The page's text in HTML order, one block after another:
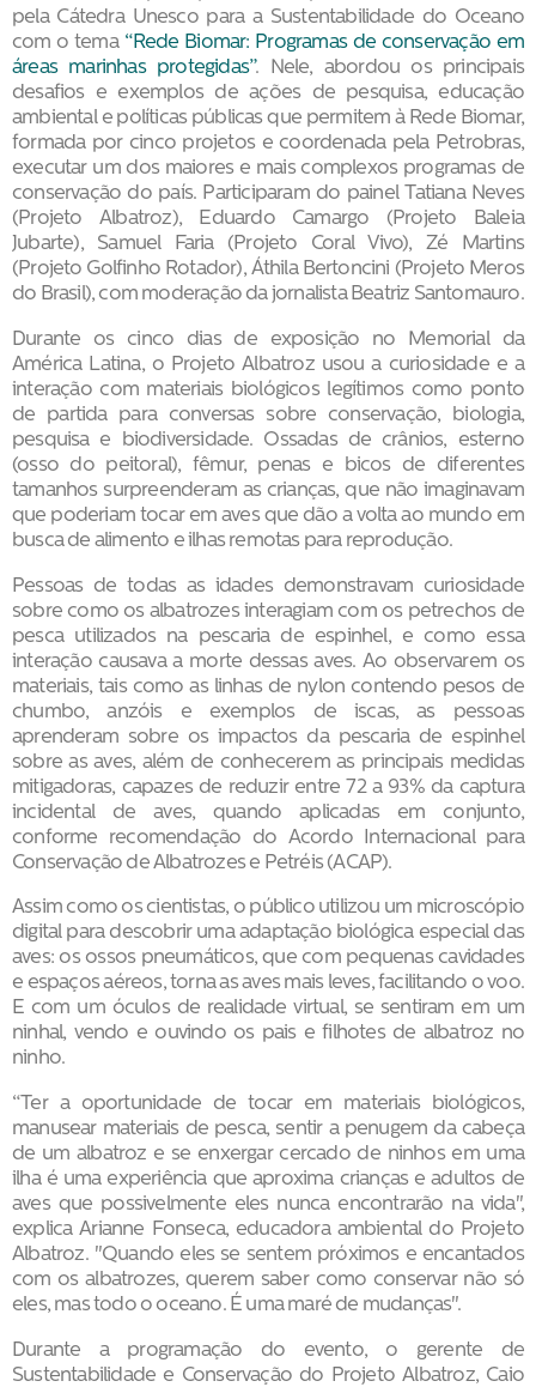
pela Cátedra Unesco para a Sustentabilidade do Oceano
com o tema “Rede Biomar: Programas de conservação em
áreas marinhas protegidas”. Nele, abordou os principais
desafios e exemplos de ações de pesquisa, educação
ambiental e políticas públicas que permitem à Rede Biomar,
formada por cinco projetos e coordenada pela Petrobras,
executar um dos maiores e mais complexos programas de
conservação do país. Participaram do painel Tatiana Neves
(Projeto Albatroz), Eduardo Camargo (Projeto Baleia
Jubarte), Samuel Faria (Projeto Coral Vivo), Zé Martins
(Projeto Golfinho Rotador), Áthila Bertoncini (Projeto Meros
do Brasil), com moderação da jornalista Beatriz Santomauro.
Durante os cinco dias de exposição no Memorial da
América Latina, o Projeto Albatroz usou a curiosidade e a
interação com materiais biológicos legítimos como ponto
de partida para conversas sobre conservação, biologia,
pesquisa e biodiversidade. Ossadas de crânios, esterno
(osso do peitoral), fêmur, penas e bicos de diferentes
tamanhos surpreenderam as crianças, que não imaginavam
que poderiam tocar em aves que dão a volta ao mundo em
busca de alimento e ilhas remotas para reprodução.
Pessoas de todas as idades demonstravam curiosidade
sobre como os albatrozes interagiam com os petrechos de
pesca utilizados na pescaria de espinhel, e como essa
interação causava a morte dessas aves. Ao observarem os
materiais, tais como as linhas de nylon contendo pesos de
chumbo, anzóis e exemplos de iscas, as pessoas
aprenderam sobre os impactos da pescaria de espinhel
sobre as aves, além de conhecerem as principais medidas
mitigadoras, capazes de reduzir entre 72 a 93% da captura
incidental de aves, quando aplicadas em conjunto,
conforme recomendação do Acordo Internacional para
Conservação de Albatrozes e Petréis (ACAP).
Assim como os cientistas, o público utilizou um microscópio
digital para descobrir uma adaptação biológica especial das
aves: os ossos pneumáticos, que com pequenas cavidades
e espaços aéreos, torna as aves mais leves, facilitando o voo.
E com um óculos de realidade virtual, se sentiram em um
ninhal, vendo e ouvindo os pais e filhotes de albatroz no
ninho.
“Ter a oportunidade de tocar em materiais biológicos,
manusear materiais de pesca, sentir a penugem da cabeça
de um albatroz e se enxergar cercado de ninhos em uma
ilha é uma experiência que aproxima crianças e adultos de
aves que possivelmente eles nunca encontrarão na vida",
explica Arianne Fonseca, educadora ambiental do Projeto
Albatroz. "Quando eles se sentem próximos e encantados
com os albatrozes, querem saber como conservar não só
eles, mas todo o oceano. É uma maré de mudanças".
Durante a programação do evento, o gerente de
Sustentabilidade e Conservação do Projeto Albatroz, Caio